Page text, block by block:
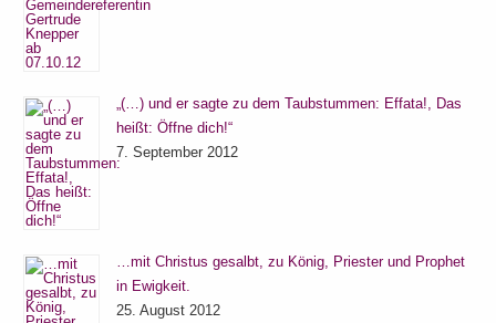
„(…) und er sagte zu dem Taubstummen: Effata!, Das
heißt: Öffne dich!“
7. September 2012
…mit Christus gesalbt, zu König, Priester und Prophet
in Ewigkeit.
25. August 2012